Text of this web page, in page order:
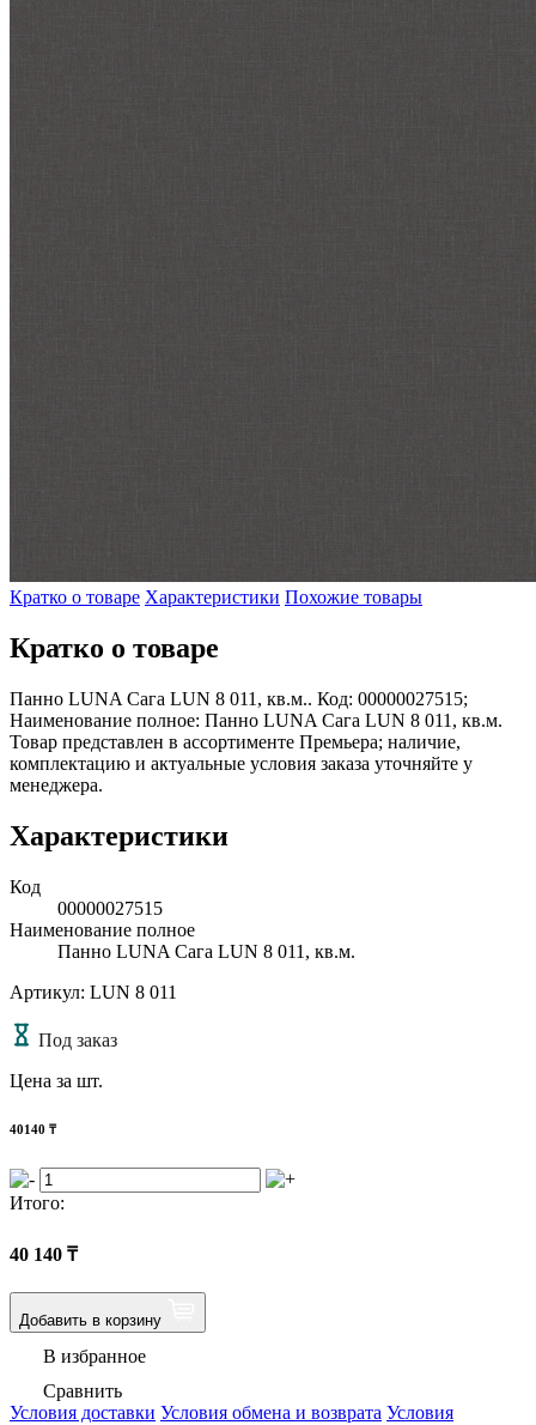
Кратко о товаре Характеристики Похожие товары
Кратко о товаре
Панно LUNA Сага LUN 8 011, кв.м.. Код: 00000027515;
Наименование полное: Панно LUNA Сага LUN 8 011, кв.м.
Товар представлен в ассортименте Премьера; наличие,
комплектацию и актуальные условия заказа уточняйте у
менеджера.
Характеристики
Код
00000027515
Наименование полное
Панно LUNA Сага LUN 8 011, кв.м.
Артикул: LUN 8 011
Под заказ
Цена за шт.
40140 ₸
Итого:
40 140 ₸
Добавить в корзину
В избранное
Сравнить
Условия доставки Условия обмена и возврата Условия